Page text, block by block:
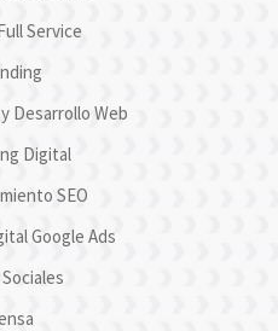
Service
Desarrollo Web
Digital
SEO
Google Ads